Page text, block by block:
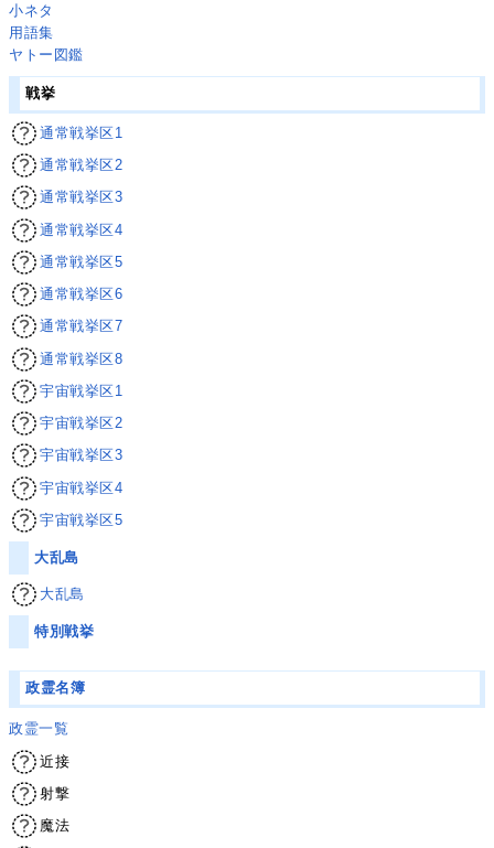
小ネタ
用語集
ヤトー図鑑
戦挙
通常戦挙区1
通常戦挙区2
通常戦挙区3
通常戦挙区4
通常戦挙区5
通常戦挙区6
通常戦挙区7
通常戦挙区8
宇宙戦挙区1
宇宙戦挙区2
宇宙戦挙区3
宇宙戦挙区4
宇宙戦挙区5
大乱島
大乱島
特別戦挙
政霊名簿
政霊一覧
近接
射撃
魔法